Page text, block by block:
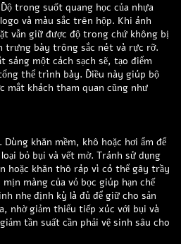
trong suốt quang học của nhựa
và màu sắc trên hộp. Khi ánh
vẫn giữ được độ trong chứ không bị
trưng bày trông sắc nét và rực rỡ.
sáng một cách sạch sẽ, tạo điểm
thể trình bày. Điều này giúp bộ
mắt khách tham quan cũng như
khăn mềm, khô hoặc hơi ẩm để
bỏ bụi và vết mờ. Tránh sử dụng
hoặc khăn thô ráp vì có thể gây trầy
màng của vỏ bọc giúp hạn chế
nhẹ định kỳ là đủ để giữ cho sản
nhờ giảm thiểu tiếp xúc với bụi và
tần suất cần phải vệ sinh sâu cho